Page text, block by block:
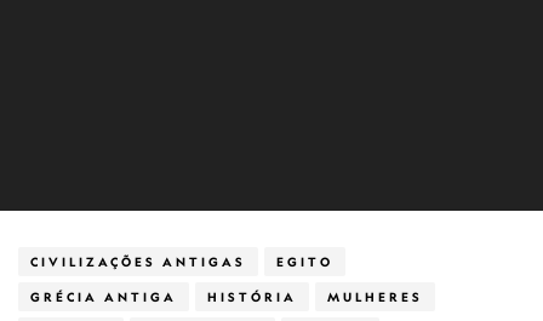
CIVILIZAÇÕES ANTIGAS EGITO
GRÉCIA ANTIGA HISTÓRIA MULHERES